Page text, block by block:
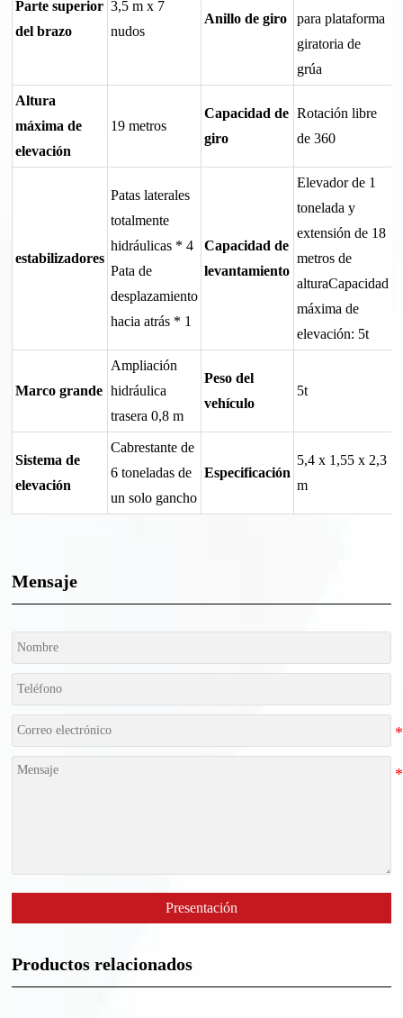
Parte superior
del brazo
3,5 m x 7
nudos
Anillo de giro
para plataforma
giratoria de
grúa
Altura
máxima de
elevación
19 metros
Capacidad de
giro
Rotación libre
de 360
estabilizadores
Patas laterales
totalmente
hidráulicas * 4
Pata de
desplazamiento
hacia atrás * 1
Capacidad de
levantamiento
Elevador de 1
tonelada y
extensión de 18
metros de
alturaCapacidad
máxima de
elevación: 5t
Marco grande
Ampliación
hidráulica
trasera 0,8 m
Peso del
vehículo
5t
Sistema de
elevación
Cabrestante de
6 toneladas de
un solo gancho
Especificación
5,4 x 1,55 x 2,3
m
Mensaje
Presentación
Productos relacionados